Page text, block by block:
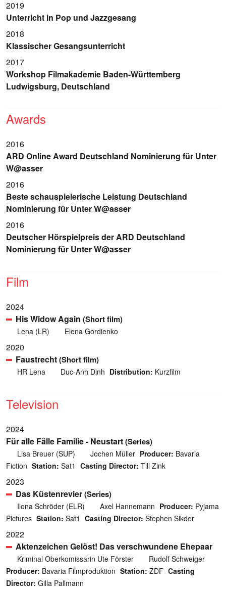
2019
Unterricht in Pop und Jazzgesang
2018
Klassischer Gesangsunterricht
2017
Workshop Filmakademie Baden-Württemberg
Ludwigsburg, Deutschland
Awards
2016
ARD Online Award Deutschland Nominierung für Unter
W@asser
2016
Beste schauspielerische Leistung Deutschland
Nominierung für Unter W@asser
2016
Deutscher Hörspielpreis der ARD Deutschland
Nominierung für Unter W@asser
Film
2024
His Widow Again (Short film)
Lena (LR) Elena Gordienko
2020
Faustrecht(Short film)
HR Lena Duc-Anh Dinh Distribution: Kurzfilm
Television
2024
Für alle Fälle Familie - Neustart(Series)
Lisa Breuer (SUP) Jochen Müller Producer: Bavaria
Fiction Station: Sat1 Casting Director: Till Zink
2023
Das Küstenrevier(Series)
Ilona Schröder (ELR) Axel Hannemann Producer: Pyjama
Pictures Station: Sat1 Casting Director: Stephen Sikder
2022
Aktenzeichen Gelöst! Das verschwundene Ehepaar
Kriminal Oberkomissarin Ute Förster
Rudolf Schweiger
Producer: Bavaria Filmproduktion Station: ZDF Casting
Director: Gilla Pallmann